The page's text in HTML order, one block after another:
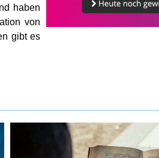
haben
von
gibt es